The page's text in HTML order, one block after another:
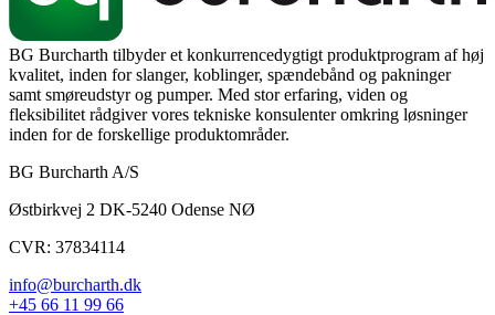
BG Burcharth tilbyder et konkurrencedygtigt produktprogram af høj
kvalitet, inden for slanger, koblinger, spændebånd og pakninger
samt smøreudstyr og pumper. Med stor erfaring, viden og
fleksibilitet rådgiver vores tekniske konsulenter omkring løsninger
inden for de forskellige produktområder.
BG Burcharth A/S
Østbirkvej 2 DK-5240 Odense NØ
CVR: 37834114
info@burcharth.dk
+45 66 11 99 66